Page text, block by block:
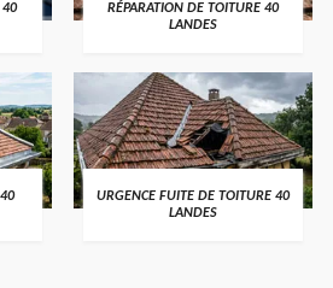
40
RÉPARATION DE TOITURE 40
LANDES
URGENCE FUITE DE TOITURE 40
LANDES